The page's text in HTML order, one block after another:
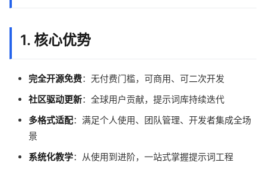
1. 核心优势
完全开源免费：无付费门槛，可商用、可二次开发
社区驱动更新：全球用户贡献，提示词库持续迭代
多格式适配：满足个人使用、团队管理、开发者集成全场
景
系统化教学：从使用到进阶，一站式掌握提示词工程